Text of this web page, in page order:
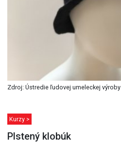
Zdroj: Ústredie ľudovej umeleckej výroby
Kurzy >
Plstený klobúk